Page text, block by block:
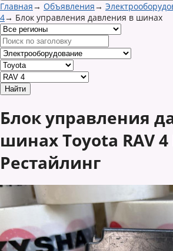
Главная→ Объявления→
4→ Блок управления давления в шинах
Блок управления
шинах Toyota RAV 4
Рестайлинг